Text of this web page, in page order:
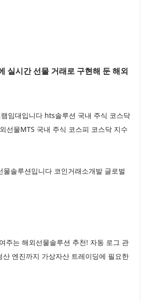
실시간 선물 거래로 구현해 둔 해외
임대입니다 hts솔루션 국내 주식 코스닥
선물MTS 국내 주식 코스피 코스닥 지수
솔루션입니다 코인거래소개발 글로벌
주는 해외선물솔루션 추천! 자동 로그 관
엔진까지 가상자산 트레이딩에 필요한